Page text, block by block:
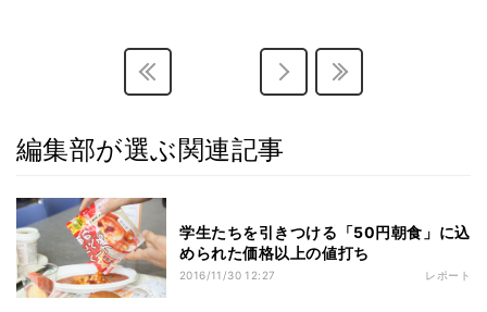
編集部が選ぶ関連記事
学生たちを引きつける「50円朝食」に込
められた価格以上の値打ち
2016/11/30 12:27 レポート